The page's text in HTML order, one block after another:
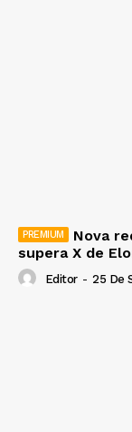
Nova
supera X de
Editor - 25 De